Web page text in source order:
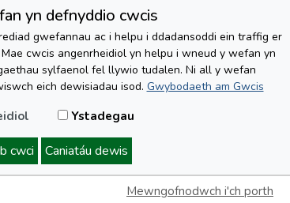
yn defnyddio cwcis
gwefannau ac i helpu i ddadansoddi ein traffig er
cwcis angenrheidiol yn helpu i wneud y wefan yn
sylfaenol fel llywio tudalen. Ni all y wefan
eich dewisiadau isod. Gwybodaeth am Gwcis
Ystadegau
cwci Caniatáu dewis
Mewngofnodwch i'ch porth